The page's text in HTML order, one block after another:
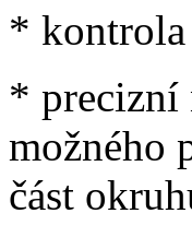
* kontrola
* precizní
možného
část